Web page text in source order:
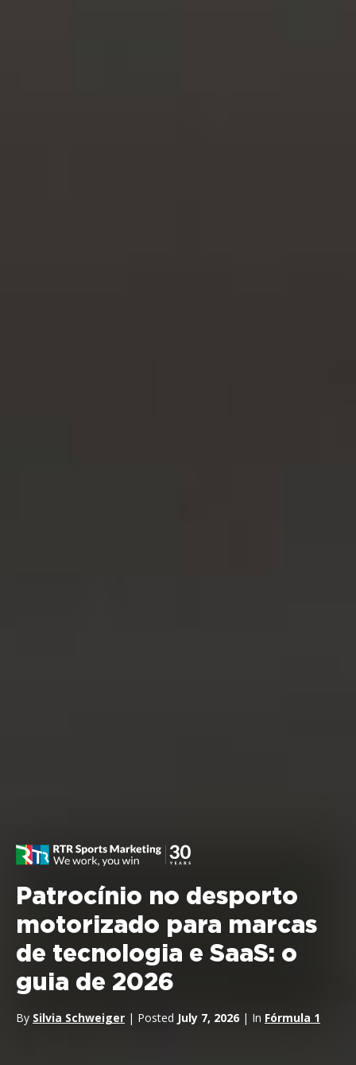
Patrocínio no desporto
motorizado para marcas
de tecnologia e SaaS: o
guia de 2026
By Silvia Schweiger | Posted July 7, 2026 | In Fórmula 1